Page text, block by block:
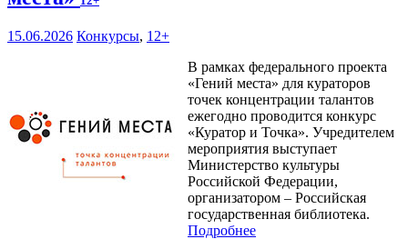
15.06.2026 Конкурсы, 12+
В рамках федерального проекта
«Гений места» для кураторов
точек концентрации талантов
ежегодно проводится конкурс
«Куратор и Точка». Учредителем
мероприятия выступает
Министерство культуры
Российской Федерации,
организатором – Российская
государственная библиотека.
Подробнее